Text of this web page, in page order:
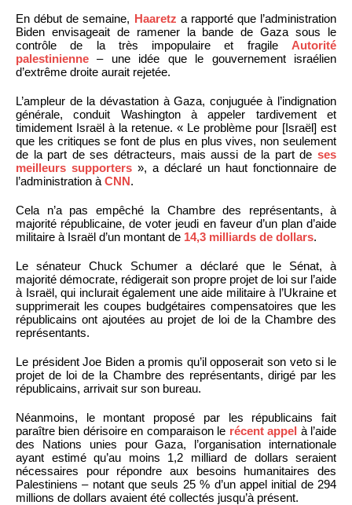
En début de semaine, Haaretz a rapporté que l’administration
Biden envisageait de ramener la bande de Gaza sous le
contrôle de la très impopulaire et fragile Autorité
palestinienne – une idée que le gouvernement israélien
d’extrême droite aurait rejetée.
L’ampleur de la dévastation à Gaza, conjuguée à l’indignation
générale, conduit Washington à appeler tardivement et
timidement Israël à la retenue. « Le problème pour [Israël] est
que les critiques se font de plus en plus vives, non seulement
de la part de ses détracteurs, mais aussi de la part de ses
meilleurs supporters », a déclaré un haut fonctionnaire de
l’administration à CNN.
Cela n’a pas empêché la Chambre des représentants, à
majorité républicaine, de voter jeudi en faveur d’un plan d’aide
militaire à Israël d’un montant de 14,3 milliards de dollars.
Le sénateur Chuck Schumer a déclaré que le Sénat, à
majorité démocrate, rédigerait son propre projet de loi sur l’aide
à Israël, qui inclurait également une aide militaire à l’Ukraine et
supprimerait les coupes budgétaires compensatoires que les
républicains ont ajoutées au projet de loi de la Chambre des
représentants.
Le président Joe Biden a promis qu’il opposerait son veto si le
projet de loi de la Chambre des représentants, dirigé par les
républicains, arrivait sur son bureau.
Néanmoins, le montant proposé par les républicains fait
paraître bien dérisoire en comparaison le récent appel à l’aide
des Nations unies pour Gaza, l’organisation internationale
ayant estimé qu’au moins 1,2 milliard de dollars seraient
nécessaires pour répondre aux besoins humanitaires des
Palestiniens – notant que seuls 25 % d’un appel initial de 294
millions de dollars avaient été collectés jusqu’à présent.